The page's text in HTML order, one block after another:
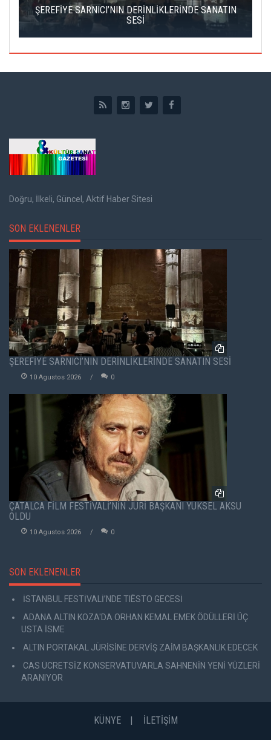
ŞEREFİYE SARNICI’NIN DERİNLİKLERİNDE SANATIN
SESİ
Doğru, İlkeli, Güncel, Aktif Haber Sitesi
SON EKLENENLER
ŞEREFİYE SARNICI’NIN DERİNLİKLERİNDE SANATIN SESİ
10 Agustos 2026 0
ÇATALCA FİLM FESTİVALİ’NİN JÜRİ BAŞKANI YÜKSEL AKSU
OLDU
10 Agustos 2026 0
SON EKLENENLER
İSTANBUL FESTİVALİ’NDE TIËSTO GECESİ
ADANA ALTIN KOZA'DA ORHAN KEMAL EMEK ÖDÜLLERİ ÜÇ
USTA İSME
ALTIN PORTAKAL JÜRİSİNE DERVİŞ ZAİM BAŞKANLIK EDECEK
CAS ÜCRETSİZ KONSERVATUVARLA SAHNENİN YENİ YÜZLERİ
ARANIYOR
KÜNYE İLETİŞİM